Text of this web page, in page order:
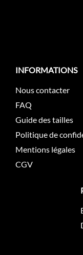
INFORMATIONS
Nous contacter
FAQ
Guide des tailles
Politique de
Mentions légales
CGV